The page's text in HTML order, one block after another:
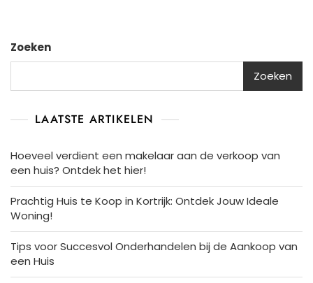
Zoeken
Zoeken
LAATSTE ARTIKELEN
Hoeveel verdient een makelaar aan de verkoop van
een huis? Ontdek het hier!
Prachtig Huis te Koop in Kortrijk: Ontdek Jouw Ideale
Woning!
Tips voor Succesvol Onderhandelen bij de Aankoop van
een Huis